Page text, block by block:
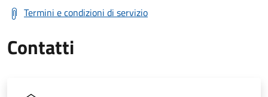
Termini e condizioni di servizio
Contatti